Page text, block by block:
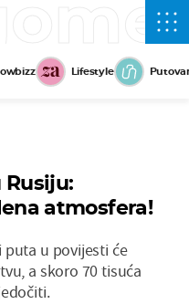
Lifestyle
Rusiju:
atmosfera!
u povijesti će
a skoro 70 tisuća